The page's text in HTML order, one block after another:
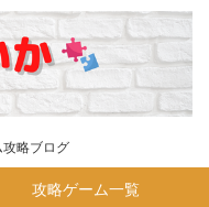
略ブログ
攻略ゲーム一覧